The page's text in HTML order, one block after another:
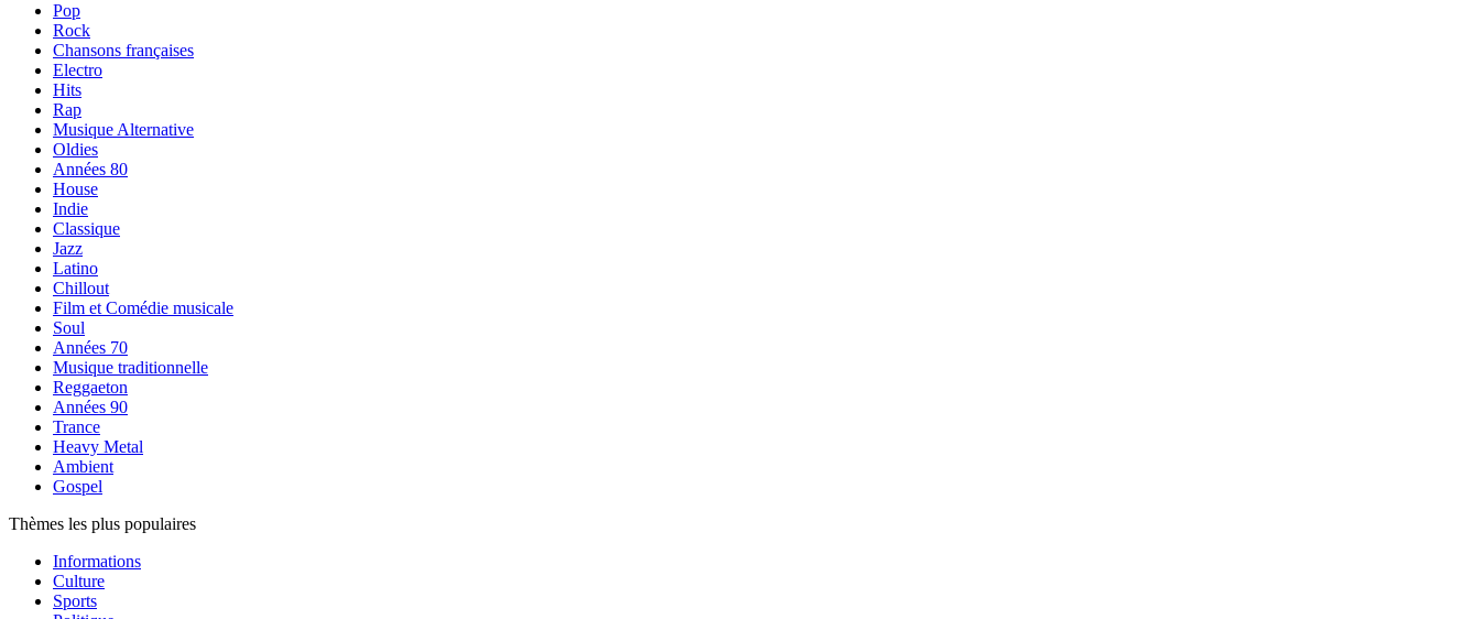
Pop
Rock
Chansons françaises
Electro
Hits
Rap
Musique Alternative
Oldies
Années 80
House
Indie
Classique
Jazz
Latino
Chillout
Film et Comédie musicale
Soul
Années 70
Musique traditionnelle
Reggaeton
Années 90
Trance
Heavy Metal
Ambient
Gospel
Thèmes les plus populaires
Informations
Culture
Sports